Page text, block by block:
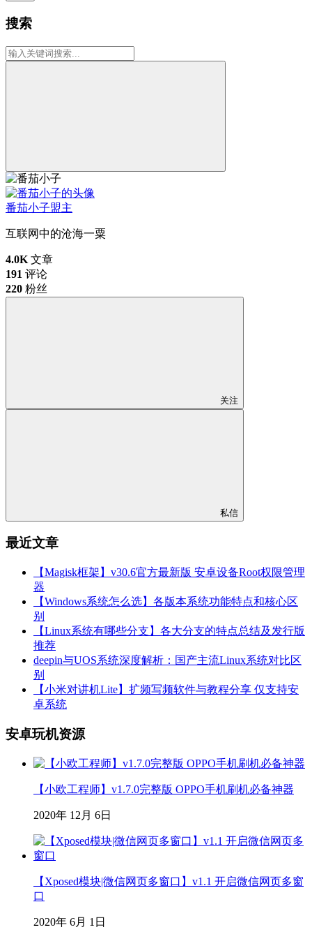
搜索
番茄小子盟主
互联网中的沧海一粟
4.0K 文章
191 评论
220 粉丝
关注
私信
最近文章
【Magisk框架】v30.6官方最新版 安卓设备Root权限管理
器
【Windows系统怎么选】各版本系统功能特点和核心区
别
【Linux系统有哪些分支】各大分支的特点总结及发行版
推荐
deepin与UOS系统深度解析：国产主流Linux系统对比区
别
【小米对讲机Lite】扩频写频软件与教程分享 仅支持安
卓系统
安卓玩机资源
【小欧工程师】v1.7.0完整版 OPPO手机刷机必备神器
2020年 12月 6日
【Xposed模块|微信网页多窗口】v1.1 开启微信网页多窗
口
2020年 6月 1日